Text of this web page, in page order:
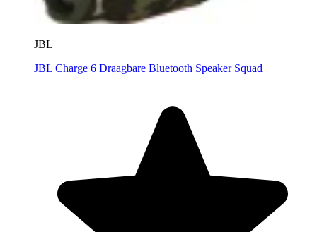
JBL
JBL Charge 6 Draagbare Bluetooth Speaker Squad